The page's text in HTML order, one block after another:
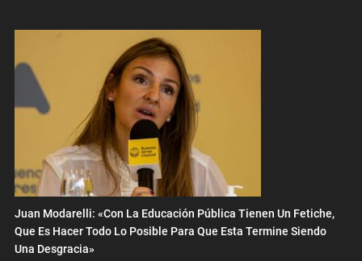
Juan Modarelli: «Con La Educación Pública Tienen Un Fetiche,
Que Es Hacer Todo Lo Posible Para Que Esta Termine Siendo
Una Desgracia»